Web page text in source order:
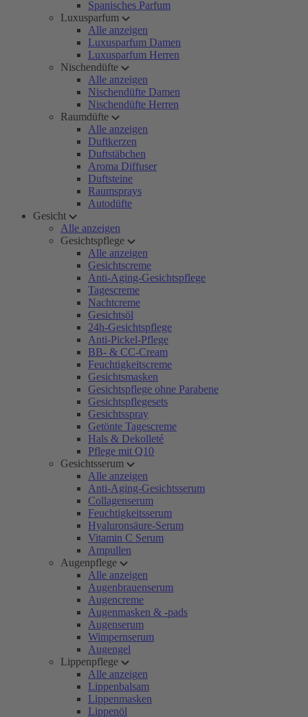
Spanisches Parfum
Luxusparfum
Alle anzeigen
Luxusparfum Damen
Luxusparfum Herren
Nischendüfte
Alle anzeigen
Nischendüfte Damen
Nischendüfte Herren
Raumdüfte
Alle anzeigen
Duftkerzen
Duftstäbchen
Aroma Diffuser
Duftsteine
Raumsprays
Autodüfte
Gesicht
Alle anzeigen
Gesichtspflege
Alle anzeigen
Gesichtscreme
Anti-Aging-Gesichtspflege
Tagescreme
Nachtcreme
Gesichtsöl
24h-Gesichtspflege
Anti-Pickel-Pflege
BB- & CC-Cream
Feuchtigkeitscreme
Gesichtsmasken
Gesichtspflege ohne Parabene
Gesichtspflegesets
Gesichtsspray
Getönte Tagescreme
Hals & Dekolleté
Pflege mit Q10
Gesichtsserum
Alle anzeigen
Anti-Aging-Gesichtsserum
Collagenserum
Feuchtigkeitsserum
Hyaluronsäure-Serum
Vitamin C Serum
Ampullen
Augenpflege
Alle anzeigen
Augenbrauenserum
Augencreme
Augenmasken & -pads
Augenserum
Wimpernserum
Augengel
Lippenpflege
Alle anzeigen
Lippenbalsam
Lippenmasken
Lippenöl